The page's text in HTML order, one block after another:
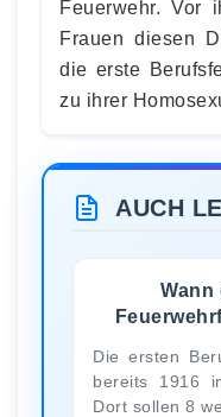
Feuerwehr. Vor
Frauen diesen
die erste
zu ihrer
AUCH
Wann
Die ersten
bereits 1916
Dort sollen 8